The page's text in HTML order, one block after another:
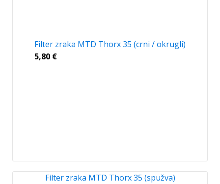
Filter zraka MTD Thorx 35 (crni / okrugli)
5,80 €
Filter zraka MTD Thorx 35 (spužva)